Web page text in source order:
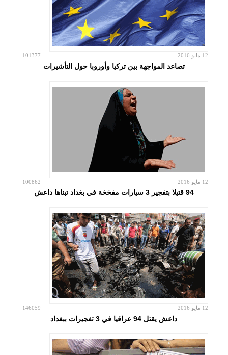
12 مايو 2016 101377
تصاعد المواجهة بين تركيا وأوروبا حول التأشيرات
12 مايو 2016 100862
94 قتيلا بتفجير 3 سيارات مفخخة في بغداد تبناها داعش
12 مايو 2016 146059
داعش يقتل 94 عراقيا في 3 تفجيرات ببغداد